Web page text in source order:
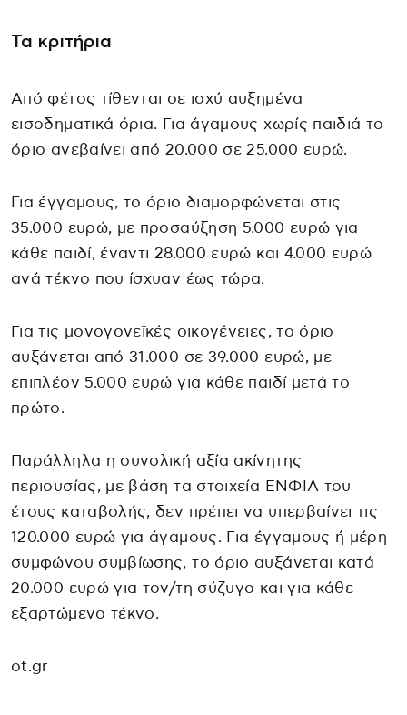
Τα κριτήρια
Από φέτος τίθενται σε ισχύ αυξημένα
εισοδηματικά όρια. Για άγαμους χωρίς παιδιά το
όριο ανεβαίνει από 20.000 σε 25.000 ευρώ.
Για έγγαμους, το όριο διαμορφώνεται στις
35.000 ευρώ, με προσαύξηση 5.000 ευρώ για
κάθε παιδί, έναντι 28.000 ευρώ και 4.000 ευρώ
ανά τέκνο που ίσχυαν έως τώρα.
Για τις μονογονεϊκές οικογένειες, το όριο
αυξάνεται από 31.000 σε 39.000 ευρώ, με
επιπλέον 5.000 ευρώ για κάθε παιδί μετά το
πρώτο.
Παράλληλα η συνολική αξία ακίνητης
περιουσίας, με βάση τα στοιχεία ΕΝΦΙΑ του
έτους καταβολής, δεν πρέπει να υπερβαίνει τις
120.000 ευρώ για άγαμους. Για έγγαμους ή μέρη
συμφώνου συμβίωσης, το όριο αυξάνεται κατά
20.000 ευρώ για τον/τη σύζυγο και για κάθε
εξαρτώμενο τέκνο.
ot.gr